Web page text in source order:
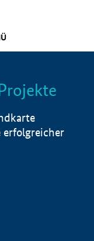
Info
erfolgreicher